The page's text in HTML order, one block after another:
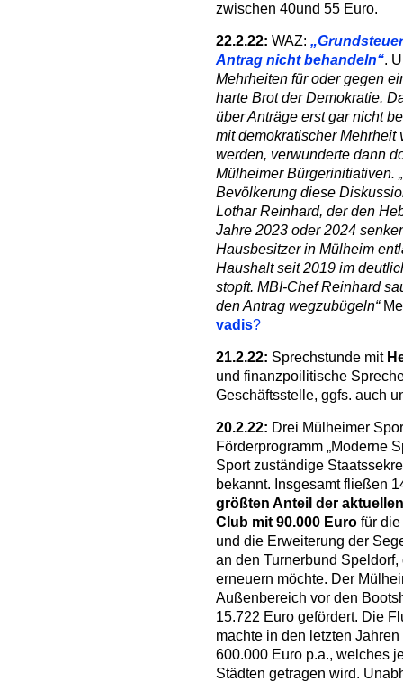
zwischen 40und 55 Euro.
22.2.22: WAZ:
Antrag nicht behandeln“.
Mehrheiten für oder gegen
harte Brot der Demokratie.
über Anträge erst gar nicht
mit demokratischer Mehrheit
werden, verwunderte dann
Mülheimer Bürgerinitiativen.
Bevölkerung diese
Lothar Reinhard, der den
Jahre 2023 oder 2024
Hausbesitzer in Mülheim
Haushalt seit 2019 im
stopft. MBI-Chef Reinhard
den Antrag wegzubügeln“
vadis?
21.2.22: Sprechstunde mit
und finanzpoilitische
Geschäftsstelle, ggfs. auch
20.2.22: Drei Mülheimer
Förderprogramm „Moderne
Sport zuständige
bekannt. Insgesamt fließen
größten Anteil der
Club mit 90.000 Euro für
und die Erweiterung der
an den Turnerbund
erneuern möchte. Der
Außenbereich vor den
15.722 Euro gefördert. Die
machte in den letzten
600.000 Euro p.a., welches
Städten getragen wird.